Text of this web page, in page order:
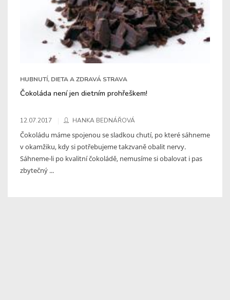
HUBNUTÍ, DIETA A ZDRAVÁ STRAVA
Čokoláda není jen dietním prohřeškem!
12.07.2017 HANKA BEDNÁŘOVÁ
Čokoládu máme spojenou se sladkou chutí, po které sáhneme
v okamžiku, kdy si potřebujeme takzvaně obalit nervy.
Sáhneme-li po kvalitní čokoládě, nemusíme si obalovat i pas
zbytečný ...